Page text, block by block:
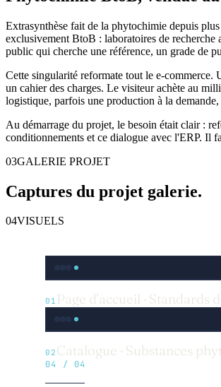
Extrasynthèse fait de la phytochimie depuis
exclusivement BtoB : laboratoires de
public qui cherche une référence, un grade de
Cette singularité reformate tout le e-commerce.
un cahier des charges. Le visiteur achète au
logistique, parfois une production à la
Au démarrage du projet, le besoin était clair :
conditionnements et ce dialogue avec l'ERP. Il
03GALERIE PROJET
Captures du projet galerie.
04VISUELS
01 Page d'accueil · Standards
02 Catalogue · Substances
04 / 04